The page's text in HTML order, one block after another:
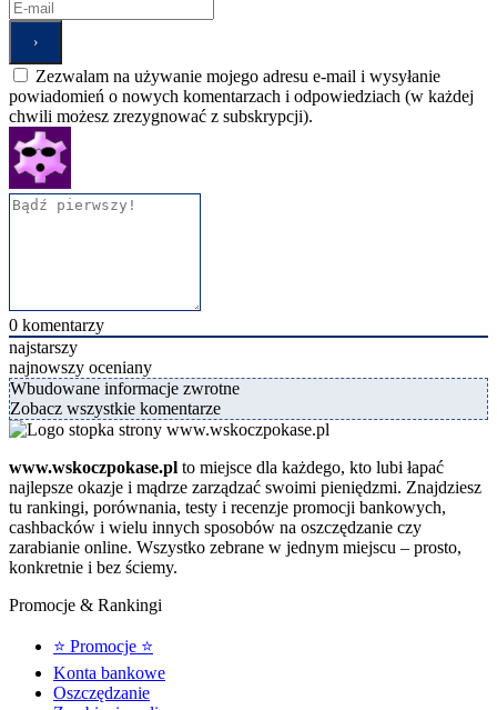
Zezwalam na używanie mojego adresu e-mail i wysyłanie
powiadomień o nowych komentarzach i odpowiedziach (w każdej
chwili możesz zrezygnować z subskrypcji).
0 komentarzy
najstarszy
najnowszy oceniany
Wbudowane informacje zwrotne
Zobacz wszystkie komentarze
www.wskoczpokase.pl to miejsce dla każdego, kto lubi łapać
najlepsze okazje i mądrze zarządzać swoimi pieniędzmi. Znajdziesz
tu rankingi, porównania, testy i recenzje promocji bankowych,
cashbacków i wielu innych sposobów na oszczędzanie czy
zarabianie online. Wszystko zebrane w jednym miejscu – prosto,
konkretnie i bez ściemy.
Promocje & Rankingi
⭐ Promocje ⭐
Konta bankowe
Oszczędzanie